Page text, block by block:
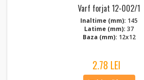
Varf forjat 12-002/1
Inaltime (mm): 145
Latime (mm): 37
Baza (mm): 12x12
2.78 LEI